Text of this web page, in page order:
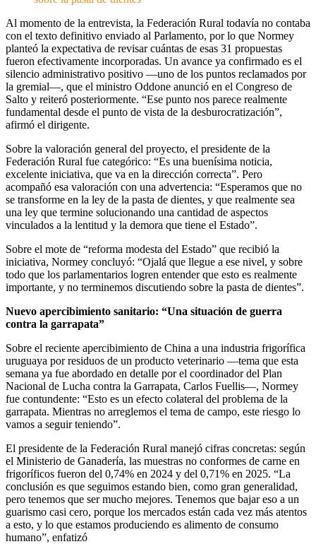
Al momento de la entrevista, la Federación Rural todavía no contaba
con el texto definitivo enviado al Parlamento, por lo que Normey
planteó la expectativa de revisar cuántas de esas 31 propuestas
fueron efectivamente incorporadas. Un avance ya confirmado es el
silencio administrativo positivo —uno de los puntos reclamados por
la gremial—, que el ministro Oddone anunció en el Congreso de
Salto y reiteró posteriormente. “Ese punto nos parece realmente
fundamental desde el punto de vista de la desburocratización”,
afirmó el dirigente.
Sobre la valoración general del proyecto, el presidente de la
Federación Rural fue categórico: “Es una buenísima noticia,
excelente iniciativa, que va en la dirección correcta”. Pero
acompañó esa valoración con una advertencia: “Esperamos que no
se transforme en la ley de la pasta de dientes, y que realmente sea
una ley que termine solucionando una cantidad de aspectos
vinculados a la lentitud y la demora que tiene el Estado”.
Sobre el mote de “reforma modesta del Estado” que recibió la
iniciativa, Normey concluyó: “Ojalá que llegue a ese nivel, y sobre
todo que los parlamentarios logren entender que esto es realmente
importante, y no terminemos discutiendo sobre la pasta de dientes”.
Nuevo apercibimiento sanitario: “Una situación de guerra
contra la garrapata”
Sobre el reciente apercibimiento de China a una industria frigorífica
uruguaya por residuos de un producto veterinario —tema que esta
semana ya fue abordado en detalle por el coordinador del Plan
Nacional de Lucha contra la Garrapata, Carlos Fuellis—, Normey
fue contundente: “Esto es un efecto colateral del problema de la
garrapata. Mientras no arreglemos el tema de campo, este riesgo lo
vamos a seguir teniendo”.
El presidente de la Federación Rural manejó cifras concretas: según
el Ministerio de Ganadería, las muestras no conformes de carne en
frigoríficos fueron del 0,74% en 2024 y del 0,71% en 2025. “La
conclusión es que seguimos estando bien, como gran generalidad,
pero tenemos que ser mucho mejores. Tenemos que bajar eso a un
guarismo casi cero, porque los mercados están cada vez más atentos
a esto, y lo que estamos produciendo es alimento de consumo
humano”, enfatizó